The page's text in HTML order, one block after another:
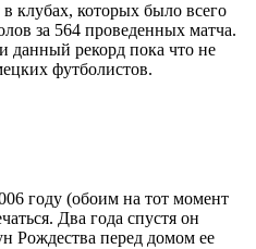
клубах, которых было всего
за 564 проведенных матча.
данный рекорд пока что не
футболистов.
году (обоим на тот момент
Два года спустя он
Рождества перед домом ее